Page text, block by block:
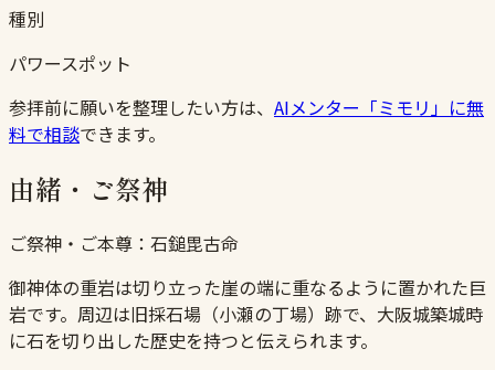
種別
パワースポット
参拝前に願いを整理したい方は、 AIメンター「ミモリ」に無
料で相談できます。
由緒・ご祭神
ご祭神・ご本尊： 石鎚毘古命
御神体の重岩は切り立った崖の端に重なるように置かれた巨
岩です。周辺は旧採石場（小瀬の丁場）跡で、大阪城築城時
に石を切り出した歴史を持つと伝えられます。